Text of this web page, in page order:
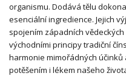
organismu. Dodává tělu
esenciální ingredience. Jejich
spojením západních
východními principy tradiční
harmonie mimořádných
potěšením i lékem našeho